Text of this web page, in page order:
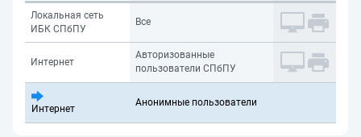
Локальная сеть
ИБК СПбПУ
Все
Интернет
Авторизованные
пользователи СПбПУ
Интернет
Анонимные пользователи